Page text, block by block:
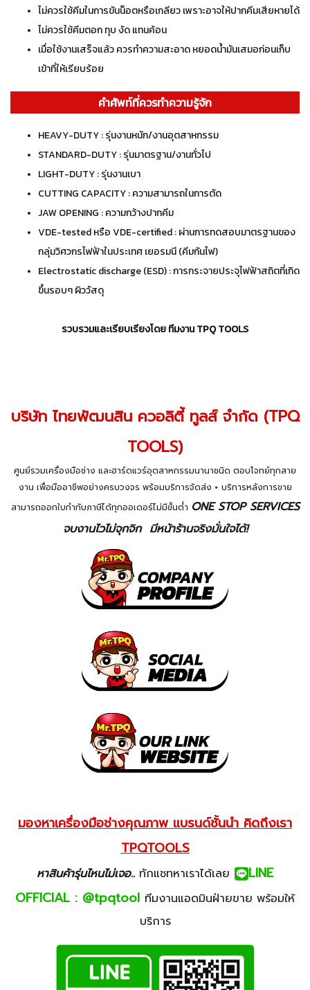
ไม่ควรใช้คีมในการขันน็อตหรือเกลียว เพราะอาจให้ปากคีมเสียหายได้
ไม่ควรใช้คีมตอก ทุบ งัด แทนค้อน
เมื่อใช้งานเสร็จแล้ว ควรทำความสะอาด หยอดน้ำมันเสมอก่อนเก็บ
เข้าที่ให้เรียบร้อย
คำศัพท์ที่ควรทำความรู้จัก
HEAVY-DUTY : รุ่นงานหนัก/งานอุตสาหกรรม
STANDARD-DUTY : รุ่นมาตรฐาน/งานทั่วไป
LIGHT-DUTY : รุ่นงานเบา
CUTTING CAPACITY : ความสามารถในการตัด
JAW OPENING : ความกว้างปากคีม
VDE-tested หรือ VDE-certified : ผ่านการทดสอบมาตรฐานของ
กลุ่มวิศวกรไฟฟ้าในประเทศ เยอรมนี (คีมกันไฟ)
Electrostatic discharge (ESD) : การกระจายประจุไฟฟ้าสถิตที่เกิด
ขึ้นรอบๆ ผิววัสดุ
รวบรวมและเรียบเรียงโดย ทีมงาน TPQ TOOLS
บริษัท ไทยพัฒนสิน ควอลิตี้ ทูลส์ จำกัด (TPQ
TOOLS)
ศูนย์รวมเครื่องมือช่าง และฮาร์ดแวร์อุตสาหกรรมนานาชนิด ตอบโจทย์ทุกสาย
งาน เพื่อมืออาชีพอย่างครบวงจร พร้อมบริการจัดส่ง + บริการหลังการขาย
สามารถออกใบกำกับภาษีได้ทุกออเดอร์ไม่มีขั้นต่ำ ONE STOP SERVICES
จบงานไวไม่จุกจิก มีหน้าร้านจริงมั่นใจได้!
มองหาเครื่องมือช่างคุณภาพ แบรนด์ชั้นนำ คิดถึงเรา
TPQTOOLS
หาสินค้ารุ่นไหนไม่เจอ.. ทักแชทหาเราได้เลย
LINE
OFFICIAL : @tpqtool ทีมงานแอดมินฝ่ายขาย พร้อมให้
บริการ